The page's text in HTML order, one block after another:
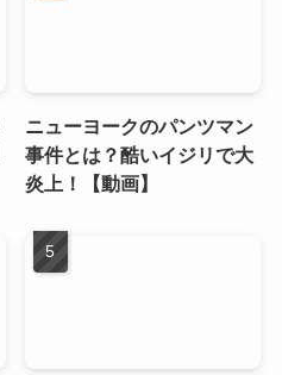
ニューヨークのパンツマン
事件とは？酷いイジリで大
炎上！【動画】